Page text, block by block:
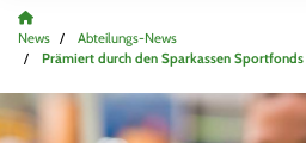
News
Abteilungs-News
Prämiert durch den Sparkassen